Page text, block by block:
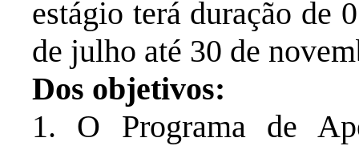
estágio terá duração de
de julho até 30 de
Dos objetivos:
1. O Programa de